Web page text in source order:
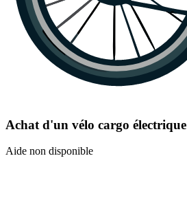
Achat d'un vélo cargo électrique
Aide non disponible